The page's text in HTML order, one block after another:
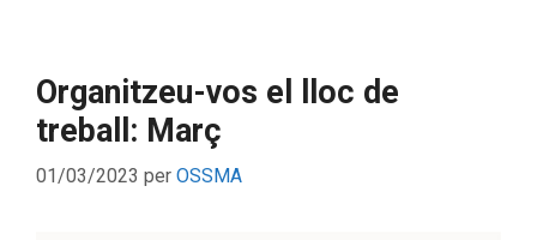
Organitzeu-vos el lloc de
treball: Març
01/03/2023 per OSSMA